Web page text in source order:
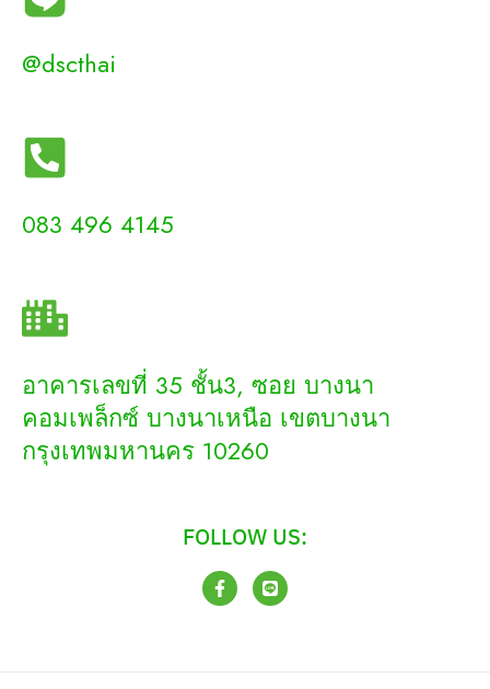
@dscthai
083 496 4145
อาคารเลขที่ 35 ชั้น3, ซอย บางนา
คอมเพล็กซ์ บางนาเหนือ เขตบางนา
กรุงเทพมหานคร 10260
FOLLOW US:
F
a
c
L
i
n